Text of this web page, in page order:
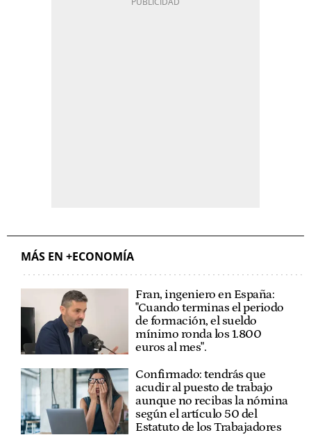
MÁS EN +ECONOMÍA
Fran, ingeniero en España:
"Cuando terminas el periodo
de formación, el sueldo
mínimo ronda los 1.800
euros al mes".
Confirmado: tendrás que
acudir al puesto de trabajo
aunque no recibas la nómina
según el artículo 50 del
Estatuto de los Trabajadores